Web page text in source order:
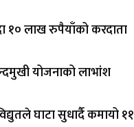
१० लाख रुपैयाँको करदाता
योजनाको लाभांश
घाटा सुधार्दै कमायो ११